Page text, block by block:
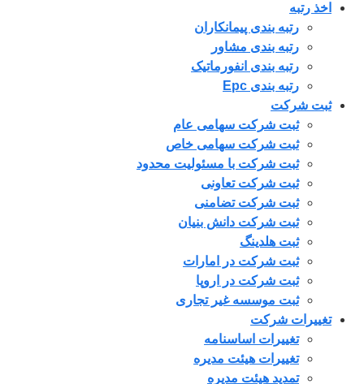
اخذ رتبه
رتبه بندی پیمانکاران
رتبه بندی مشاور
رتبه بندی انفورماتیک
رتبه بندی Epc
ثبت شرکت
ثبت شرکت سهامی عام
ثبت شرکت سهامی خاص
ثبت شرکت با مسئولیت محدود
ثبت شرکت تعاونی
ثبت شرکت تضامنی
ثبت شرکت دانش بنیان
ثبت هلدینگ
ثبت شرکت در امارات
ثبت شرکت در اروپا
ثبت موسسه غیر تجاری
تغییرات شرکت
تغییرات اساسنامه
تغییرات هیئت مدیره
تمدید هیئت مدیره